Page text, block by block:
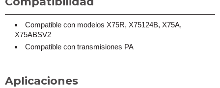
Compatible con modelos X75R, X75124B, X75A,
X75ABSV2
Compatible con transmisiones PA
Aplicaciones